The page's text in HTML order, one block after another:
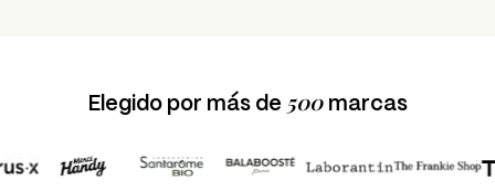
Elegido por más de 500 marcas